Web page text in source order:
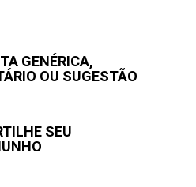
GENÉRICA,
OU SUGESTÃO
SEU